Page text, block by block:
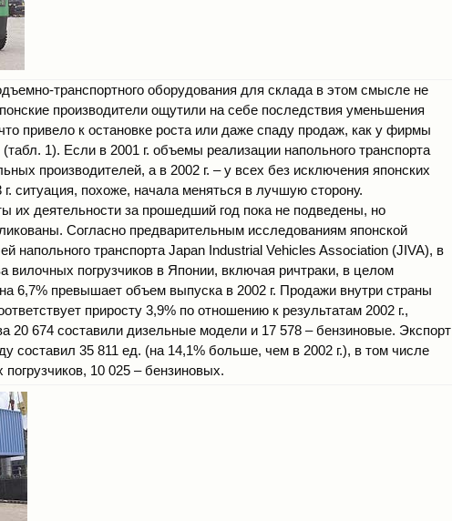
транспортного оборудования для склада в этом смысле не
производители ощутили на себе последствия уменьшения
привело к остановке роста или даже спаду продаж, как у фирмы
1). Если в 2001 г. объемы реализации напольного транспорта
производителей, а в 2002 г. – у всех без исключения японских
г. ситуация, похоже, начала меняться в лучшую сторону.
их деятельности за прошедший год пока не подведены, но
Согласно предварительным исследованиям японской
напольного транспорта Japan Industrial Vehicles Association (JIVA), в
вилочных погрузчиков в Японии, включая ричтраки, в целом
6,7% превышает объем выпуска в 2002 г. Продажи внутри страны
приросту 3,9% по отношению к результатам 2002 г.,
20 674 составили дизельные модели и 17 578 – бензиновые. Экспорт
составил 35 811 ед. (на 14,1% больше, чем в 2002 г.), в том числе
10 025 – бензиновых.